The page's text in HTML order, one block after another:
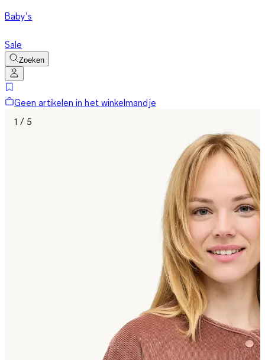
Baby’s
Sale
Zoeken
Geen artikelen in het winkelmandje
1 / 5